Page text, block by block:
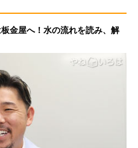
金屋へ！水の流れを読み、解